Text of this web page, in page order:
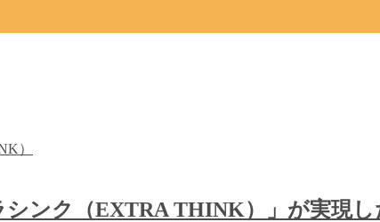
シンク（EXTRA THINK）」が実現